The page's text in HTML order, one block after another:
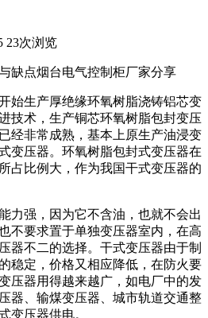
23次浏览
缺点烟台电气控制柜厂家分享
生产厚绝缘环氧树脂浇铸铝芯变
技术，生产铜芯环氧树脂包封变压
经非常成熟，基本上原生产油浸变
变压器。环氧树脂包封式变压器在
占比例大，作为我国干式变压器的
强，因为它不含油，也就不会出
不要求置于单独变压器室内，在高
器不二的选择。干式变压器由于制
稳定，价格又相应降低，在防火要
压器用得越来越广，如电厂中的发
器、输煤变压器、城市轨道交通整
变压器供电。